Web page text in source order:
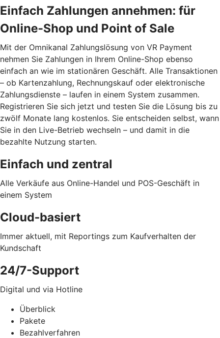
Einfach Zahlungen annehmen: für
Online-Shop und Point of Sale
Mit der Omnikanal Zahlungslösung von VR Payment
nehmen Sie Zahlungen in Ihrem Online-Shop ebenso
einfach an wie im stationären Geschäft. Alle Transaktionen
– ob Kartenzahlung, Rechnungskauf oder elektronische
Zahlungsdienste – laufen in einem System zusammen.
Registrieren Sie sich jetzt und testen Sie die Lösung bis zu
zwölf Monate lang kostenlos. Sie entscheiden selbst, wann
Sie in den Live-Betrieb wechseln – und damit in die
bezahlte Nutzung starten.
Einfach und zentral
Alle Verkäufe aus Online-Handel und POS-Geschäft in
einem System
Cloud-basiert
Immer aktuell, mit Reportings zum Kaufverhalten der
Kundschaft
24/7-Support
Digital und via Hotline
Überblick
Pakete
Bezahlverfahren